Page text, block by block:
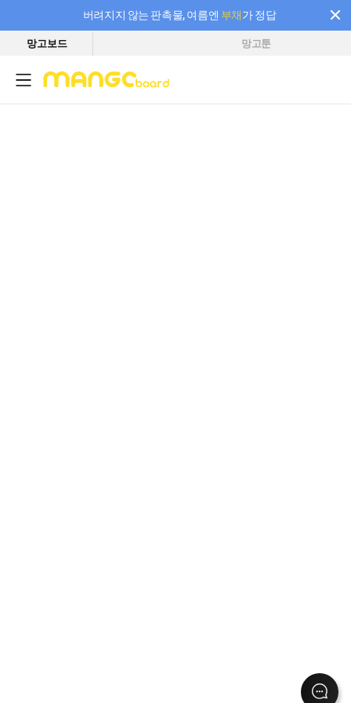
버려지지 않는 판촉물, 여름엔 부채가 정답
필요한 만큼 충전하고 끊김 없이 작업하세요! 새로워진 AI 부스터 요금제
망고보드 망고툰